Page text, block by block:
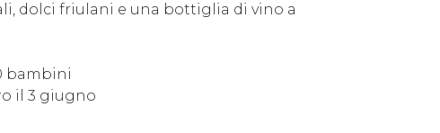
dolci friulani e una bottiglia di vino a
bambini
il 3 giugno